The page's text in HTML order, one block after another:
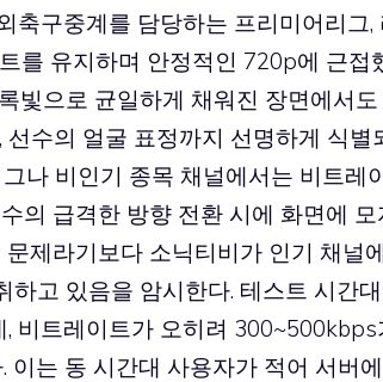
축구중계를 담당하는 프리미어리그,
를 유지하며 안정적인 720p에 근접
빛으로 균일하게 채워진 장면에서
수의 얼굴 표정까지 선명하게 식별
나 비인기 종목 채널에서는 비트레
의 급격한 방향 전환 시에 화면에
제라기보다 소닉티비가 인기 채널
하고 있음을 암시한다. 테스트 시간
비트레이트가 오히려
이는 동 시간대 사용자가 적어 서버